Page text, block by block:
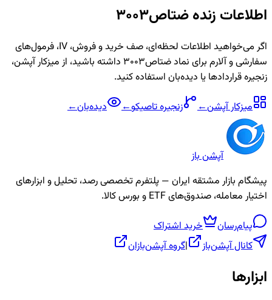
اطلاعات زندهضتاص3003
اگر می‌خواهید اطلاعات لحظه‌ای، صف خرید و فروش، IV، فرمول‌های
سفارشی و آلارم برای نمادضتاص3003
داشته باشید، از میزکار آپشن،
زنجیره قراردادها یا دیده‌بان استفاده کنید.
میزکار آپشن← زنجیرهتاصیکو← دیده‌بان←
آپشن باز
پیشگام بازار مشتقه ایران — پلتفرم تخصصی رصد، تحلیل و ابزارهای
اختیار معامله، صندوق‌های ETF و بورس کالا.
پیام‌رسان
خرید اشتراک
کانال آپشن‌باز
|گروه آپشن‌بازان
ابزارها